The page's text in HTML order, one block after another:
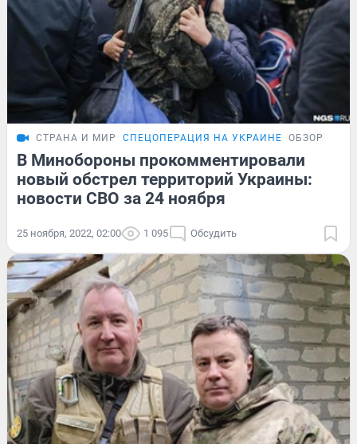
СТРАНА И МИР СПЕЦОПЕРАЦИЯ НА УКРАИНЕ ОБЗОР
В Минобороны прокомментировали
новый обстрел территорий Украины:
новости СВО за 24 ноября
25 ноября, 2022, 02:00 1 095 Обсудить